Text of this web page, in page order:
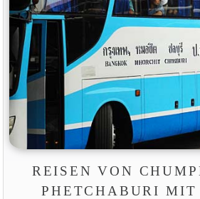
REISEN VON
PHETCHABURI MIT